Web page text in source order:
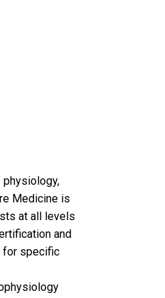
Medicine is
at all levels
and
for specific